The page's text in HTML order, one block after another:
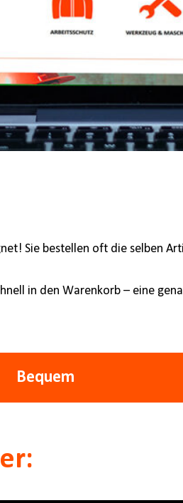
Sie bestellen oft die selben
in den Warenkorb – eine
Bequem